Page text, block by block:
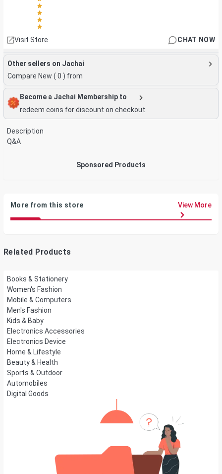
Visit Store CHAT NOW
Other sellers on Jachai
Compare New ( 0 ) from
Become a Jachai Membership to
redeem coins for discount on checkout
Description
Q&A
Sponsored Products
More from this store View More
Related Products
Books & Stationery
Women's Fashion
Mobile & Computers
Men's Fashion
Kids & Baby
Electronics Accessories
Electronics Device
Home & Lifestyle
Beauty & Health
Sports & Outdoor
Automobiles
Digital Goods